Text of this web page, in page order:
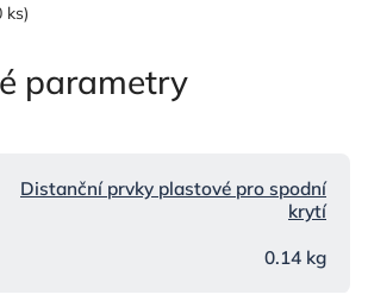
ks)
parametry
Distanční prvky plastové pro spodní
krytí
0.14 kg